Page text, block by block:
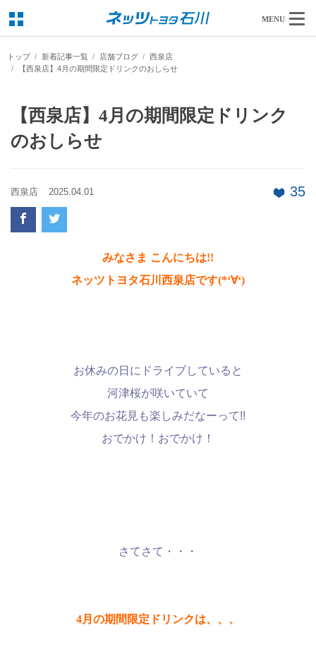
MENU
トップ 新着記事一覧 店舗ブログ
西泉店
【西泉店】4月の期間限定ドリンクのおしらせ
【西泉店】4月の期間限定ドリンク
のおしらせ
西泉店 2025.04.01 35
みなさま こんにちは!!
ネッツトヨタ石川西泉店です(*‘∀‘)
お休みの日にドライブしていると
河津桜が咲いていて
今年のお花見も楽しみだなーって!!
おでかけ！おでかけ！
さてさて・・・
4月の期間限定ドリンクは、、、